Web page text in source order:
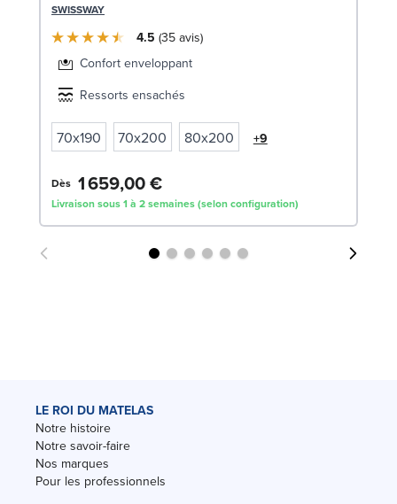
SWISSWAY
4.5 35 avis
Confort enveloppant
Ressorts ensachés
70x190 70x200 80x200 +9
Dès 1 659,00 €
Livraison sous 1 à 2 semaines (selon configuration)
LE ROI DU MATELAS
Notre histoire
Notre savoir-faire
Nos marques
Pour les professionnels